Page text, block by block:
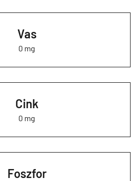
Vas
0 mg
Cink
0 mg
Foszfor